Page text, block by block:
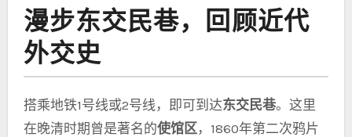
漫步东交民巷，回顾近代
外交史
搭乘地铁1号线或2号线，即可到达东交民巷。这里
在晚清时期曾是著名的使馆区，1860年第二次鸦片